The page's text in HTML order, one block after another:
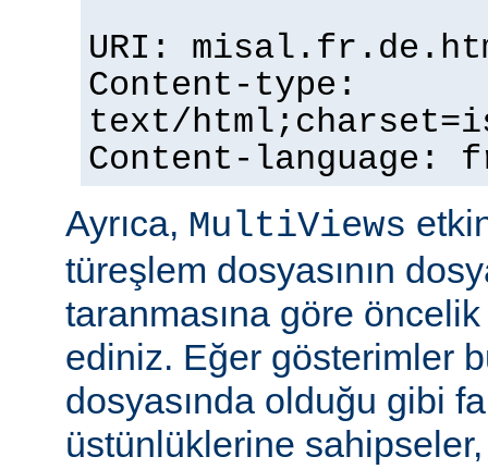
URI:
Content-type:
text/
Content-language:
Ayrıca, MultiViews
türeşlem dosyasının
taranmasına göre
ediniz. Eğer gösterimler
dosyasında olduğu gibi
üstünlüklerine